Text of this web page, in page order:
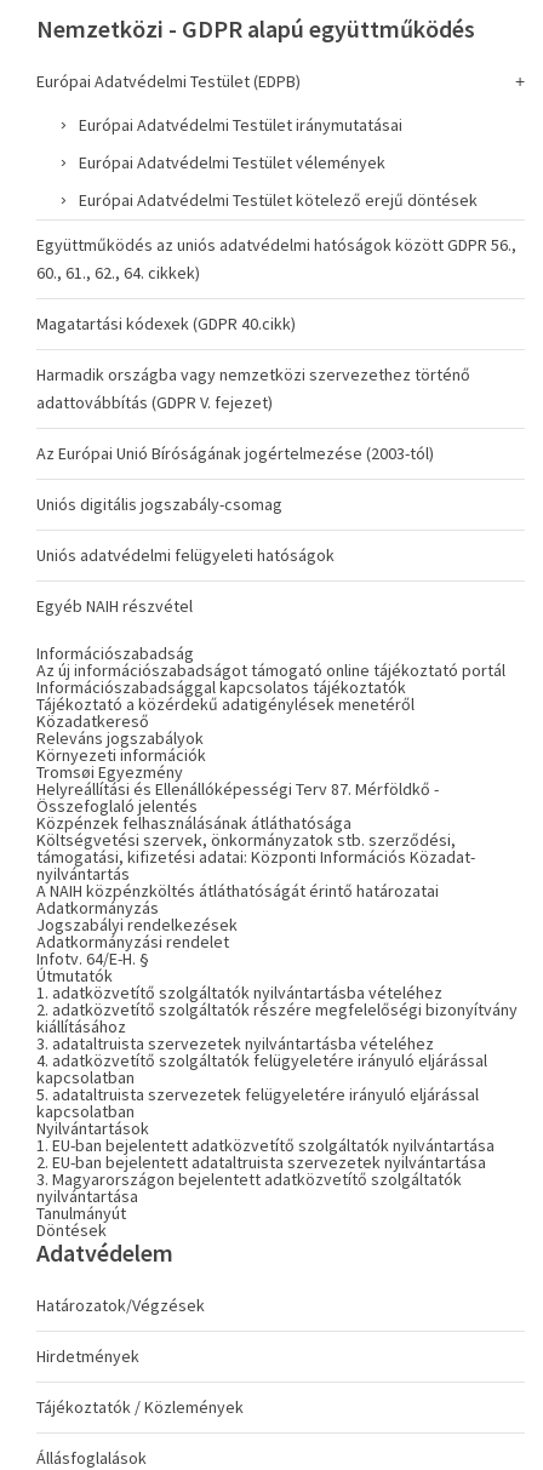
Nemzetközi - GDPR alapú együttműködés
Európai Adatvédelmi Testület (EDPB)
Európai Adatvédelmi Testület iránymutatásai
Európai Adatvédelmi Testület vélemények
Európai Adatvédelmi Testület kötelező erejű döntések
Együttműködés az uniós adatvédelmi hatóságok között GDPR 56.,
60., 61., 62., 64. cikkek)
Magatartási kódexek (GDPR 40.cikk)
Harmadik országba vagy nemzetközi szervezethez történő
adattovábbítás (GDPR V. fejezet)
Az Európai Unió Bíróságának jogértelmezése (2003-tól)
Uniós digitális jogszabály-csomag
Uniós adatvédelmi felügyeleti hatóságok
Egyéb NAIH részvétel
Információszabadság
Az új információszabadságot támogató online tájékoztató portál
Információszabadsággal kapcsolatos tájékoztatók
Tájékoztató a közérdekű adatigénylések menetéről
Közadatkereső
Releváns jogszabályok
Környezeti információk
Tromsøi Egyezmény
Helyreállítási és Ellenállóképességi Terv 87. Mérföldkő -
Összefoglaló jelentés
Közpénzek felhasználásának átláthatósága
Költségvetési szervek, önkormányzatok stb. szerződési,
támogatási, kifizetési adatai: Központi Információs Közadat-
nyilvántartás
A NAIH közpénzköltés átláthatóságát érintő határozatai
Adatkormányzás
Jogszabályi rendelkezések
Adatkormányzási rendelet
Infotv. 64/E-H. §
Útmutatók
1. adatközvetítő szolgáltatók nyilvántartásba vételéhez
2. adatközvetítő szolgáltatók részére megfelelőségi bizonyítvány
kiállításához
3. adataltruista szervezetek nyilvántartásba vételéhez
4. adatközvetítő szolgáltatók felügyeletére irányuló eljárással
kapcsolatban
5. adataltruista szervezetek felügyeletére irányuló eljárással
kapcsolatban
Nyilvántartások
1. EU-ban bejelentett adatközvetítő szolgáltatók nyilvántartása
2. EU-ban bejelentett adataltruista szervezetek nyilvántartása
3. Magyarországon bejelentett adatközvetítő szolgáltatók
nyilvántartása
Tanulmányút
Döntések
Adatvédelem
Határozatok/Végzések
Hirdetmények
Tájékoztatók / Közlemények
Állásfoglalások